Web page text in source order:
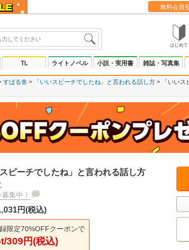
無料会員
はじめて
TL ライトノベル 小説・実用書 雑誌・写真集
すばる舎 「いいスピーチでしたね」と言われる話し方
「いい
スピーチでしたね」と言われる話し方
集中！
円(税込)
限定70%OFFクーポンで
309円(税込)